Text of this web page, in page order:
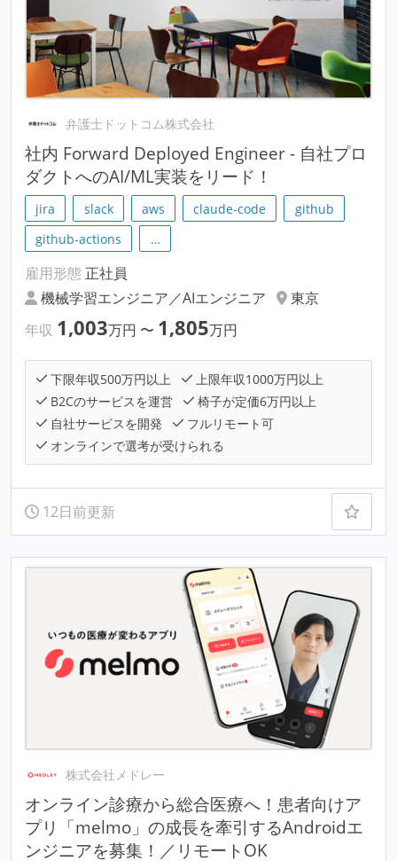
弁護士ドットコム株式会社
社内 Forward Deployed Engineer - 自社プロ
ダクトへのAI/ML実装をリード！
jira slack aws claude-code
github
github-actions
…
雇用形態 正社員
機械学習エンジニア／AIエンジニア
東京
年収 1,003万円 〜 1,805万円
下限年収500万円以上
上限年収1000万円以上
B2Cのサービスを運営
椅子が定価6万円以上
自社サービスを開発
フルリモート可
オンラインで選考が受けられる
12日前更新
株式会社メドレー
オンライン診療から総合医療へ！患者向けア
プリ「melmo」の成長を牽引するAndroidエ
ンジニアを募集！／リモートOK